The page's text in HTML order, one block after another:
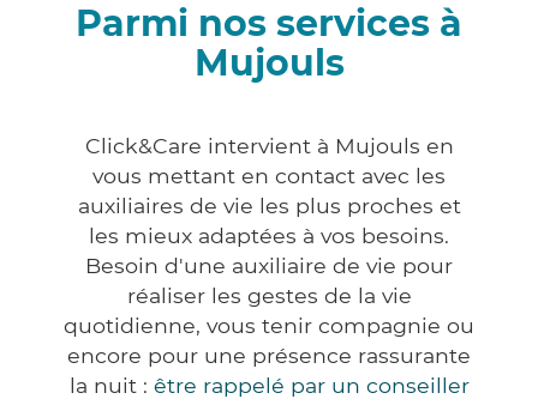
Parmi nos services à
Mujouls
Click&Care intervient à Mujouls en
vous mettant en contact avec les
auxiliaires de vie les plus proches et
les mieux adaptées à vos besoins.
Besoin d'une auxiliaire de vie pour
réaliser les gestes de la vie
quotidienne, vous tenir compagnie ou
encore pour une présence rassurante
la nuit : être rappelé par un conseiller